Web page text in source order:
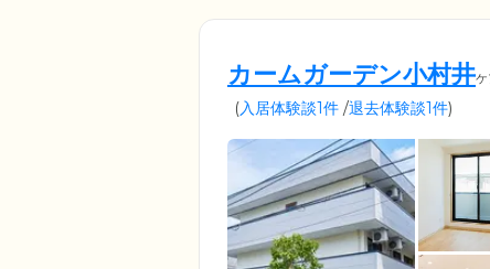
カームガーデン小村井ケ
(入居体験談1件 /退去体験談1件)